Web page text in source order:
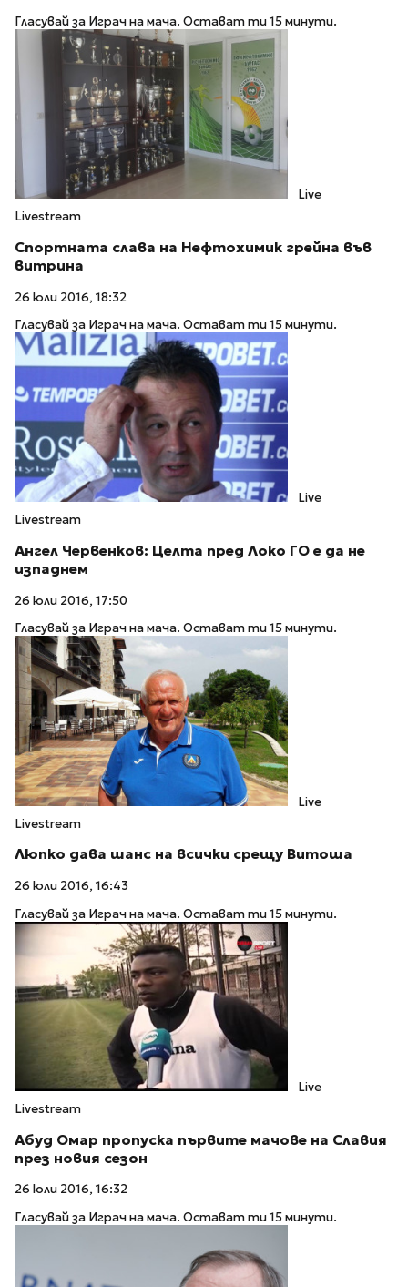
Гласувай за Играч на мача. Остават ти 15 минути.
Live
Livestream
Спортната слава на Нефтохимик грейна във
витрина
26 юли 2016, 18:32
Гласувай за Играч на мача. Остават ти 15 минути.
Live
Livestream
Ангел Червенков: Целта пред Локо ГО е да не
изпаднем
26 юли 2016, 17:50
Гласувай за Играч на мача. Остават ти 15 минути.
Live
Livestream
Люпко дава шанс на всички срещу Витоша
26 юли 2016, 16:43
Гласувай за Играч на мача. Остават ти 15 минути.
Live
Livestream
Абуд Омар пропуска първите мачове на Славия
през новия сезон
26 юли 2016, 16:32
Гласувай за Играч на мача. Остават ти 15 минути.